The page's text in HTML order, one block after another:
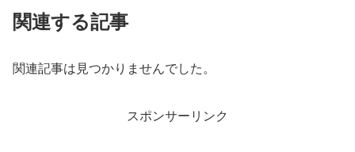
関連する記事
関連記事は見つかりませんでした。
スポンサーリンク